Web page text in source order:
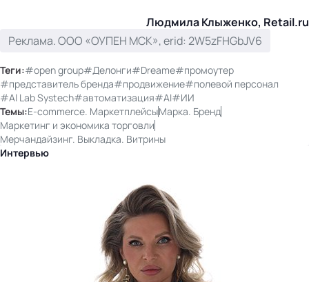
Людмила Клыженко, Retail.ru
Реклама. ООО «ОУПЕН МСК», erid: 2W5zFHGbJV6
Теги:#open group#Делонги#Dreame#промоутер
#представитель бренда#продвижение#полевой персонал
#Al Lab Systech#автоматизация#AI#ИИ
Темы:E-commerce. МаркетплейсыМарка. Бренд
Маркетинг и экономика торговли
Мерчандайзинг. Выкладка. Витрины
Интервью